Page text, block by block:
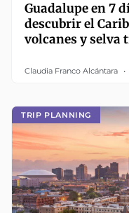
Guadalupe en 7
descubrir el
volcanes y selva
Claudia Franco Alcántara
TRIP PLANNING